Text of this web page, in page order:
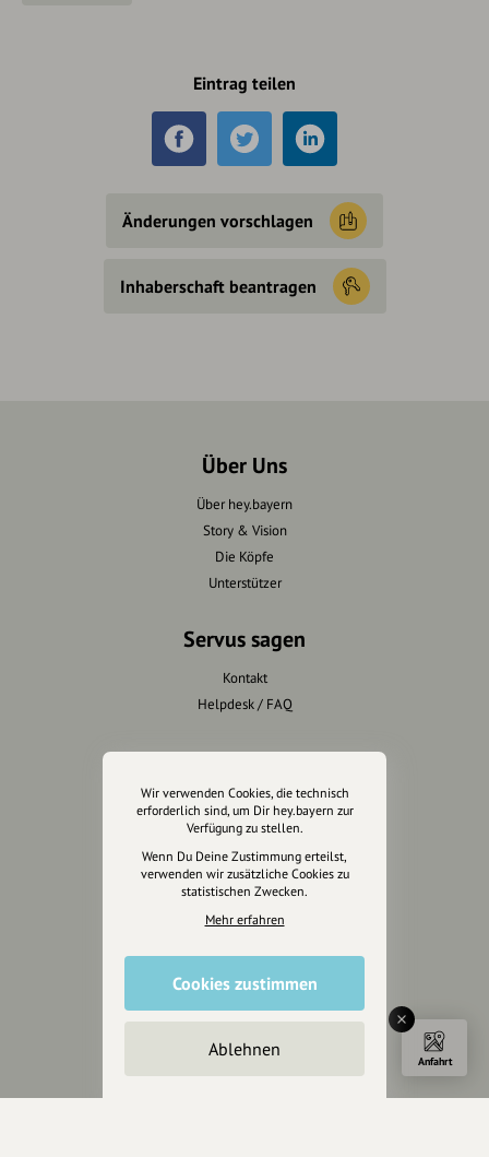
Eintrag teilen
Änderungen vorschlagen
Inhaberschaft beantragen
Anfahrt
Über Uns
Über hey.bayern
Story & Vision
Die Köpfe
Unterstützer
Servus sagen
Kontakt
Helpdesk / FAQ
Unterstütze uns
Spenden
Partner werden
Crowdfunding
Förderungen
Rechtliches
Datenschutz
AGB
Cookies zurücksetzen
Wir verwenden Cookies, die technisch
erforderlich sind, um Dir hey.bayern zur
Verfügung zu stellen.
Wenn Du Deine Zustimmung erteilst,
verwenden wir zusätzliche Cookies zu
statistischen Zwecken.
Mehr erfahren
Cookies zustimmen
Ablehnen